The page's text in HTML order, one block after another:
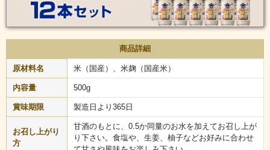
上がり下さい。
商品詳細
原材料名 米（国産）、米麹（国産米）
内容量 500g
賞味期限 製造日より365日
お召し上がり
方
甘酒のもとに、0.5か同量のお水を加えてお召し上が
り下さい。食塩や、生姜、柚子などお好みに合わせ